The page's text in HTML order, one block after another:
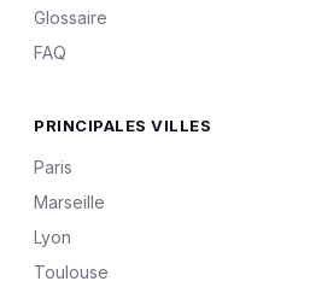
Glossaire
FAQ
PRINCIPALES VILLES
Paris
Marseille
Lyon
Toulouse